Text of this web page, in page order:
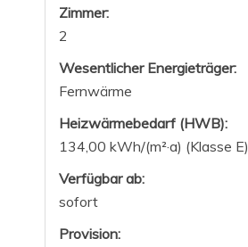
Zimmer:
2
Wesentlicher Energieträger:
Fernwärme
Heizwärmebedarf (HWB):
134,00 kWh/(m²·a) (Klasse E)
Verfügbar ab:
sofort
Provision: